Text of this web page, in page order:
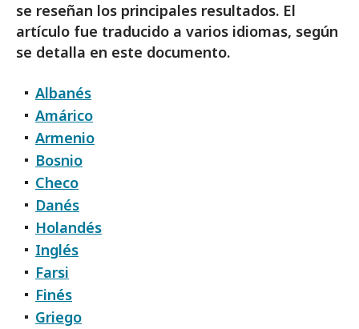
se reseñan los principales resultados. El
artículo fue traducido a varios idiomas, según
se detalla en este documento.
Albanés
Amárico
Armenio
Bosnio
Checo
Danés
Holandés
Inglés
Farsi
Finés
Griego